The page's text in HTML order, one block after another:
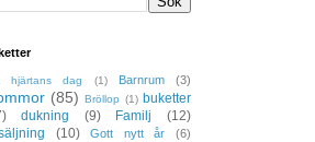
hjärtans dag (1) Barnrum (3)
(85) Bröllop (1) buketter
dukning (9) Familj
(12)
(10) Gott nytt år
(6)